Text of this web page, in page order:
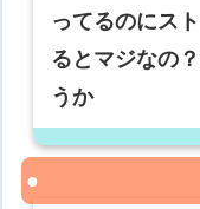
ってるのにス
るとマジなの
うか